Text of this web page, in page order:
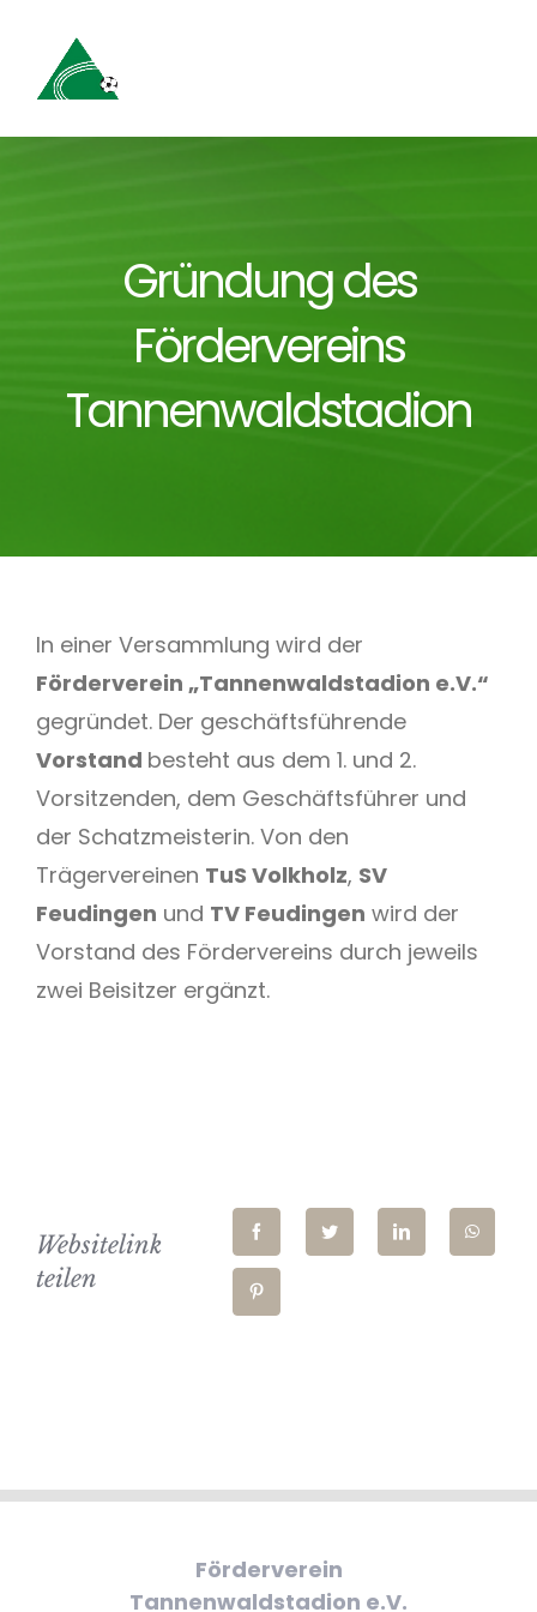
springen
Gründung des
Fördervereins
Tannenwaldstadion
In einer Versammlung wird der
Förderverein „Tannenwaldstadion e.V.“
gegründet. Der geschäftsführende
Vorstand besteht aus dem 1. und 2.
Vorsitzenden, dem Geschäftsführer und
der Schatzmeisterin. Von den
Trägervereinen TuS Volkholz, SV
Feudingen und TV Feudingen wird der
Vorstand des Fördervereins durch jeweils
zwei Beisitzer ergänzt.
Websitelink
teilen
Förderverein
Tannenwaldstadion e.V.